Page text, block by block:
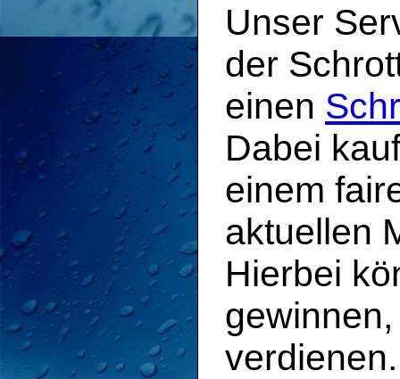
Unser
der
einen
Dabei
einem
aktuellen
Hierbei
verdienen.